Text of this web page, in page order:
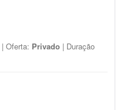
| Oferta: Privado | Duração